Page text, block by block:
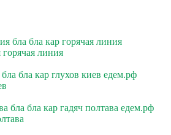
бла бла кар горячая линия
линия
бла кар глухов киев едем.рф
бла бла кар гадяч полтава едем.рф